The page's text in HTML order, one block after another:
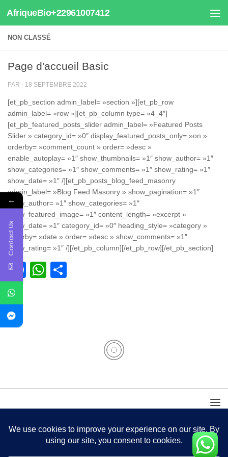
Au dessous du contenu
AfriqueBio+22961007412
NON CLASSÉ
Page d'accueil Basic
PAR · 18 SEPTEMBRE 2022
[et_pb_section admin_label= »section »][et_pb_row
admin_label= »row »][et_pb_column type= »4_4″]
[et_pb_featured_posts_slider admin_label= »Featured Posts
Slider » category_id= »0″ display_featured_posts_only= »on »
orderby= »comment_count » order= »desc »
enable_autoplay= »1″ show_thumbnails= »1″ show_author= »1″
show_categories= »1″ show_comments= »1″ show_rating= »1″
show_date= »1″ /][et_pb_posts_blog_feed_masonry
admin_label= »Blog Feed Masonry » show_pagination= »1″
show_author= »1″ show_categories= »1″
show_featured_image= »1″ content_length= »excerpt »
show_date= »1″ category_id= »0″ heading_style= »category »
orderby= »date » order= »desc » show_comments= »1″
show_rating= »1″ /][/et_pb_column][/et_pb_row][/et_pb_section]
Facebook
WhatsApp
←
Contact Us